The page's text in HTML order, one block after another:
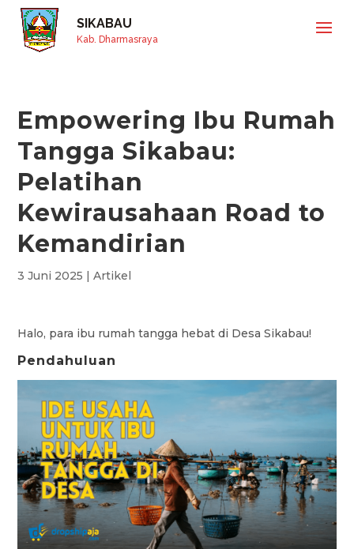
SIKABAU
Kab. Dharmasraya
Empowering Ibu Rumah
Tangga Sikabau:
Pelatihan
Kewirausahaan Road to
Kemandirian
3 Juni 2025 |Artikel
Halo, para ibu rumah tangga hebat di Desa Sikabau!
Pendahuluan